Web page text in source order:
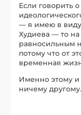
Если говорить
— я имею в
Худиева — то на
равносильным
потому что от
временная
Именно этому и
ничему другому.